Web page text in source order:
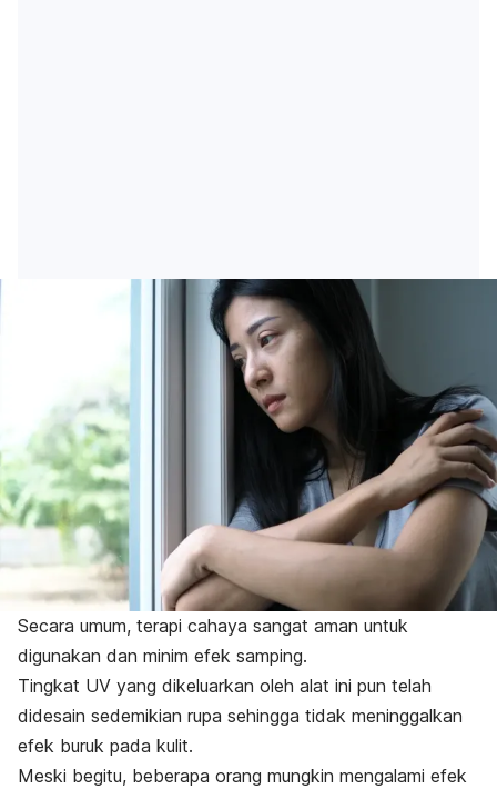
Secara umum, terapi cahaya sangat aman untuk
digunakan dan minim efek samping.
Tingkat UV yang dikeluarkan oleh alat ini pun telah
didesain sedemikian rupa sehingga tidak meninggalkan
efek buruk pada kulit.
Meski begitu, beberapa orang mungkin mengalami efek